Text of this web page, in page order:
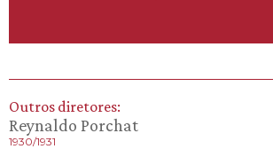
Outros diretores:
Reynaldo Porchat
1930/1931